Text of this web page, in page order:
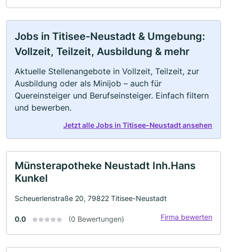
Jobs in Titisee-Neustadt & Umgebung:
Vollzeit, Teilzeit, Ausbildung & mehr
Aktuelle Stellenangebote in Vollzeit, Teilzeit, zur
Ausbildung oder als Minijob – auch für
Quereinsteiger und Berufseinsteiger. Einfach filtern
und bewerben.
Jetzt alle Jobs in Titisee-Neustadt ansehen
Münsterapotheke Neustadt Inh.Hans
Kunkel
Scheuerlenstraße 20, 79822 Titisee-Neustadt
0.0 (0 Bewertungen) Firma bewerten